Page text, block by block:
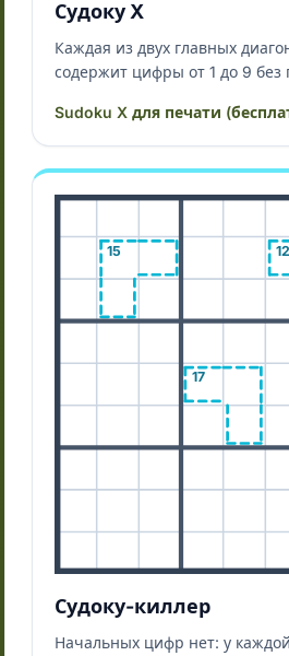
Судоку X
Каждая из двух главных
содержит цифры от 1 до 9 без
Sudoku X для печати
15 12
17
Судоку-киллер
Начальных цифр нет: у